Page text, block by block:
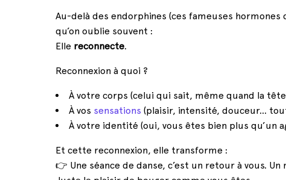
Au-delà des endorphines (ces fameuses
qu’on oublie souvent :
Elle reconnecte.
Reconnexion à quoi ?
À votre corps (celui qui sait, même quand la
À vos sensations (plaisir, intensité, douceur…
À votre identité (oui, vous êtes bien plus qu’un
Et cette reconnexion, elle transforme :
👉 Une séance de danse, c’est un retour à vous. Un